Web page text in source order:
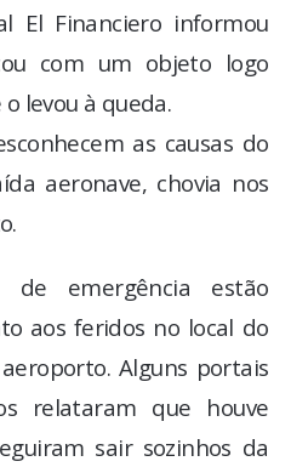
El Financiero informou
com um objeto logo
levou à queda.
as causas do
aeronave, chovia nos
de emergência estão
aos feridos no local do
Alguns portais
relataram que houve
sair sozinhos da